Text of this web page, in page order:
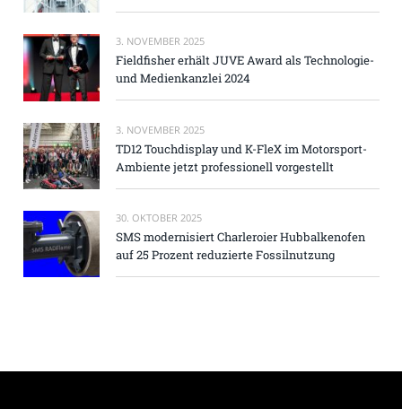
3. NOVEMBER 2025
Fieldfisher erhält JUVE Award als Technologie-
und Medienkanzlei 2024
3. NOVEMBER 2025
TD12 Touchdisplay und K-FleX im Motorsport-
Ambiente jetzt professionell vorgestellt
30. OKTOBER 2025
SMS modernisiert Charleroier Hubbalkenofen
auf 25 Prozent reduzierte Fossilnutzung